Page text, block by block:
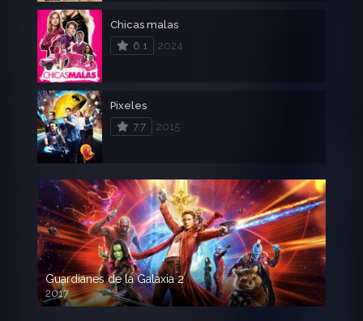
Chicas malas
6.1
2024
Pixeles
7.7
2015
Guardianes de la Galaxia 2
2017
720p HD